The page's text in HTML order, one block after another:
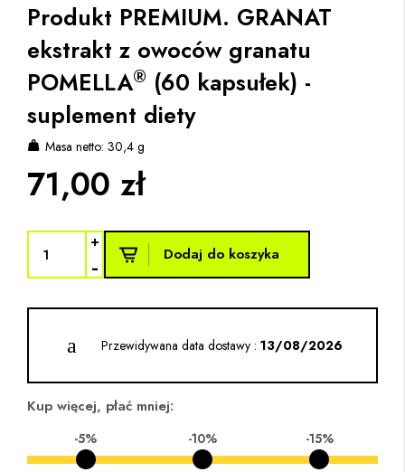
Produkt PREMIUM. GRANAT
ekstrakt z owoców granatu
POMELLA® (60 kapsułek) -
suplement diety
Masa netto: 30,4 g
71,00 zł
+
- Dodaj do koszyka
Przewidywana data dostawy : 13/08/2026
Kup więcej, płać mniej:
-5% -10% -15%